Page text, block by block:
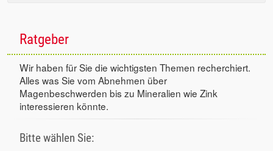
Ratgeber
Wir haben für Sie die wichtigsten Themen recherchiert.
Alles was Sie vom Abnehmen über
Magenbeschwerden bis zu Mineralien wie Zink
interessieren könnte.
Bitte wählen Sie: